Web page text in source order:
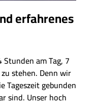
erfahrenes
am Tag, 7
stehen. Denn wir
Tageszeit gebunden
sind. Unser hoch